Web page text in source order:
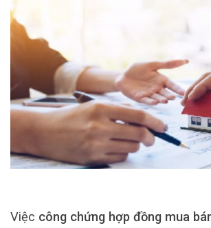
Việc công chứng hợp đồng mua